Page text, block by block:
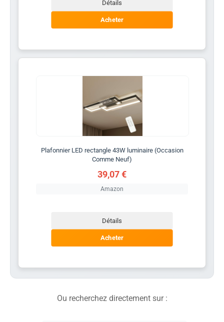
Détails
Acheter
Plafonnier LED rectangle 43W luminaire (Occasion
Comme Neuf)
39,07 €
Amazon
Détails
Acheter
Ou recherchez directement sur :